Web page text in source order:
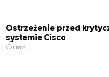
Ostrzeżenie przed
systemie Cisco
1 min.